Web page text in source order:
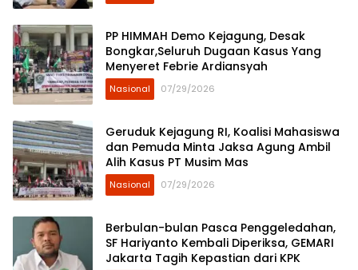
PP HIMMAH Demo Kejagung, Desak
Bongkar,Seluruh Dugaan Kasus Yang
Menyeret Febrie Ardiansyah
Nasional 07/29/2026
Geruduk Kejagung RI, Koalisi Mahasiswa
dan Pemuda Minta Jaksa Agung Ambil
Alih Kasus PT Musim Mas
Nasional 07/29/2026
Berbulan-bulan Pasca Penggeledahan,
SF Hariyanto Kembali Diperiksa, GEMARI
Jakarta Tagih Kepastian dari KPK